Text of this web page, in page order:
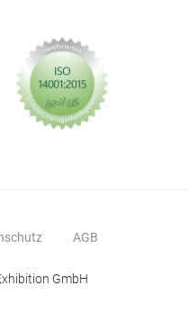
AGB
GmbH